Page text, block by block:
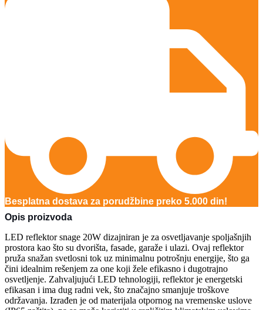
Besplatna dostava za porudžbine preko 5.000 din!
Opis proizvoda
LED reflektor snage 20W dizajniran je za osvetljavanje spoljašnjih
prostora kao što su dvorišta, fasade, garaže i ulazi. Ovaj reflektor
pruža snažan svetlosni tok uz minimalnu potrošnju energije, što ga
čini idealnim rešenjem za one koji žele efikasno i dugotrajno
osvetljenje. Zahvaljujući LED tehnologiji, reflektor je energetski
efikasan i ima dug radni vek, što značajno smanjuje troškove
održavanja. Izrađen je od materijala otpornog na vremenske uslove